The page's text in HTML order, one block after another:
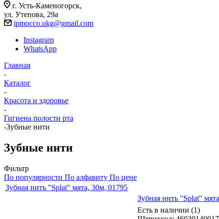
г. Усть-Каменогорск,
ул. Утепова, 29а
ipmocco.ukg@gmail.com
Instagram
WhatsApp
Главная
-
Каталог
-
Красота и здоровье
-
Гигиена полости рта
-Зубные нити
Зубные нити
Фильтр
По популярности По алфавиту По цене
Зубная нить "Splat" мята, 30м, 01795
Зубная нить "Splat"
Есть в наличии (1)